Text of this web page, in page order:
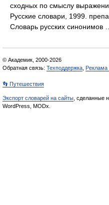
сходных по смыслу
Русские словари, 1999.
Словарь русских
© Академик, 2000-2026
Обратная связь: Техподдержка Реклама
👣 Путешествия
Экспорт словарей на сайты , сделанные
WordPress, MODx.